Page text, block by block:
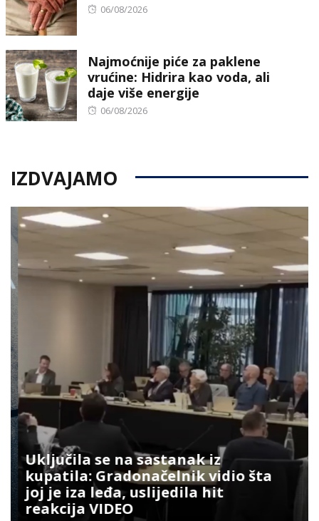
Posted
06/08/2026
Najmoćnije piće za paklene
vrućine: Hidrira kao voda, ali
daje više energije
Posted
06/08/2026
IZDVAJAMO
Uključila se na sastanak iz
kupatila: Gradonačelnik vidio šta
joj je iza leđa, uslijedila hit
reakcija VIDEO